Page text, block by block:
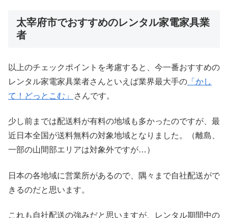
太宰府市でおすすめのレンタル家電家具業
者
以上のチェックポイントを考慮すると、今一番おすすめの
レンタル家電家具業者さんといえば業界最大手の 「かし
て！どっとこむ」
さんです。
少し前までは配送料が有料の地域も多かったのですが、最
近日本全国が送料無料の対象地域となりました。（離島、
一部の山間部エリアは対象外ですが…）
日本の各地域に営業所があるので、隅々まで自社配送がで
きるのだと思います。
これも自社配送の強みだと思いますが、レンタル期間中の